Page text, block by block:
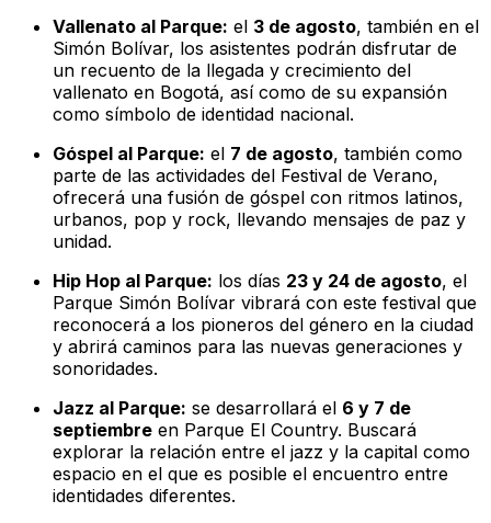
Vallenato al Parque: el 3 de agosto, también en el
Simón Bolívar, los asistentes podrán disfrutar de
un recuento de la llegada y crecimiento del
vallenato en Bogotá, así como de su expansión
como símbolo de identidad nacional.
Góspel al Parque: el 7 de agosto, también como
parte de las actividades del Festival de Verano,
ofrecerá una fusión de góspel con ritmos latinos,
urbanos, pop y rock, llevando mensajes de paz y
unidad.
Hip Hop al Parque: los días 23 y 24 de agosto, el
Parque Simón Bolívar vibrará con este festival que
reconocerá a los pioneros del género en la ciudad
y abrirá caminos para las nuevas generaciones y
sonoridades.
Jazz al Parque: se desarrollará el 6 y 7 de
septiembre en Parque El Country. Buscará
explorar la relación entre el jazz y la capital como
espacio en el que es posible el encuentro entre
identidades diferentes.